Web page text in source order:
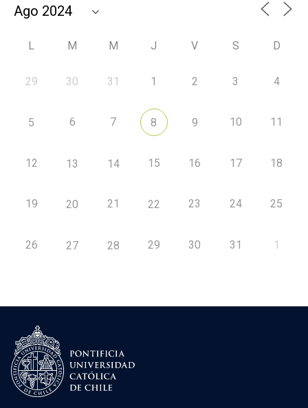
L M M J V S D
29 30 31 1 2 3 4
5 6 7 8 9 10 11
12 13 14 15 16 17 18
19 20 21 22 23 24 25
26 27 28 29 30 31 1